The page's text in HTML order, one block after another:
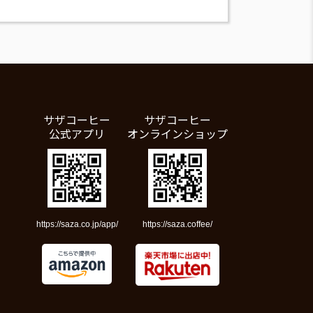
サザコーヒー
公式アプリ
https://saza.co.jp/app/
サザコーヒー
オンラインショップ
https://saza.coffee/